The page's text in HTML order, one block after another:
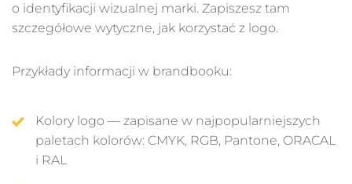
o identyfikacji wizualnej marki. Zapiszesz tam
szczegółowe wytyczne, jak korzystać z logo.
Przykłady informacji w brandbooku:
Kolory logo — zapisane w najpopularniejszych
paletach kolorów: CMYK, RGB, Pantone, ORACAL
i RAL